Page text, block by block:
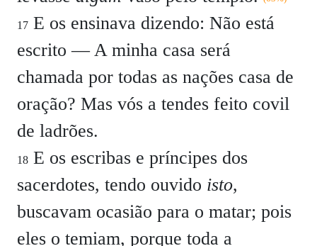
17 E os ensinava dizendo: Não está
escrito — A minha casa será
chamada por todas as nações casa de
oração? Mas vós a tendes feito covil
de ladrões.
18 E os escribas e príncipes dos
sacerdotes, tendo ouvido isto,
buscavam ocasião para o matar; pois
eles o temiam, porque toda a